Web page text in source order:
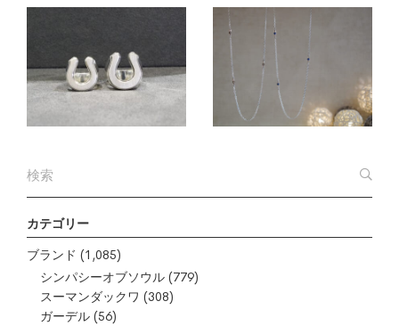
カテゴリー
ブランド (1,085)
シンパシーオブソウル (779)
スーマンダックワ (308)
ガーデル (56)